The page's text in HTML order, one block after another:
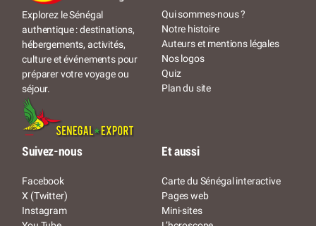
Explorez le Sénégal
authentique : destinations,
hébergements, activités,
culture et événements pour
préparer votre voyage ou
séjour.
Qui sommes-nous ?
Notre histoire
Auteurs et mentions légales
Nos logos
Quiz
Plan du site
Suivez-nous
Facebook
X (Twitter)
Instagram
Et aussi
Carte du Sénégal interactive
Pages web
Mini-sites